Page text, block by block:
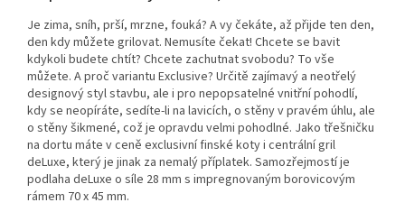
Je zima, sníh, prší, mrzne, fouká? A vy čekáte, až přijde ten den,
den kdy můžete grilovat. Nemusíte čekat! Chcete se bavit
kdykoli budete chtít? Chcete zachutnat svobodu? To vše
můžete. A proč variantu Exclusive? Určitě zajímavý a neotřelý
designový styl stavbu, ale i pro nepopsatelné vnitřní pohodlí,
kdy se neopíráte, sedíte-li na lavicích, o stěny v pravém úhlu, ale
o stěny šikmené, což je opravdu velmi pohodlné. Jako třešničku
na dortu máte v ceně exclusivní finské koty i centrální gril
deLuxe, který je jinak za nemalý příplatek. Samozřejmostí je
podlaha deLuxe o síle 28 mm s impregnovaným borovicovým
rámem 70 x 45 mm.